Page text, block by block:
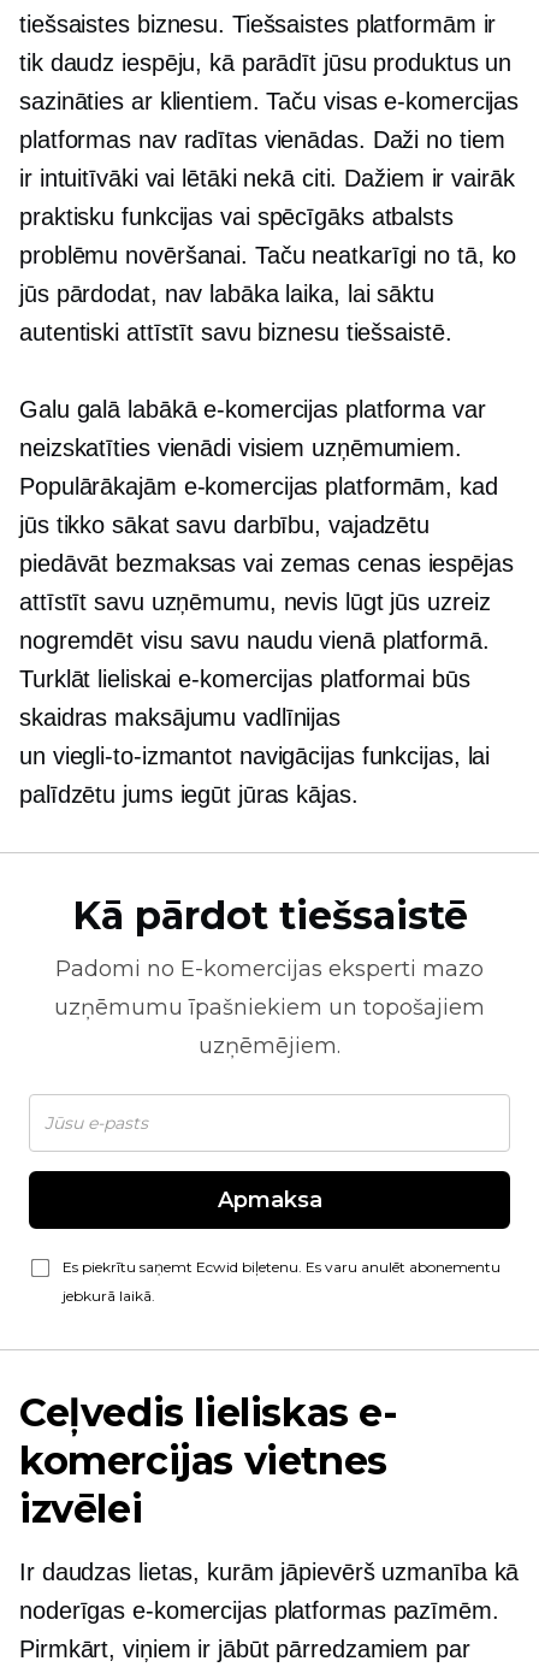
tiešsaistes biznesu. Tiešsaistes platformām ir
tik daudz iespēju, kā parādīt jūsu produktus un
sazināties ar klientiem. Taču visas e-komercijas
platformas nav radītas vienādas. Daži no tiem
ir intuitīvāki vai lētāki nekā citi. Dažiem ir vairāk
praktisku funkcijas vai spēcīgāks atbalsts
problēmu novēršanai. Taču neatkarīgi no tā, ko
jūs pārdodat, nav labāka laika, lai sāktu
autentiski attīstīt savu biznesu tiešsaistē.
Galu galā labākā e-komercijas platforma var
neizskatīties vienādi visiem uzņēmumiem.
Populārākajām e-komercijas platformām, kad
jūs tikko sākat savu darbību, vajadzētu
piedāvāt bezmaksas vai zemas cenasiespējas
attīstīt savu uzņēmumu, nevis lūgt jūs uzreiz
nogremdēt visu savu naudu vienā platformā.
Turklāt lieliskai e-komercijas platformai būs
skaidras maksājumu vadlīnijas
un viegli-to-izmantotnavigācijas funkcijas, lai
palīdzētu jums iegūt jūras kājas.
Kā pārdot tiešsaistē
Padomi no E-komercijas eksperti mazo
uzņēmumu īpašniekiem un topošajiem
uzņēmējiem.
Apmaksa
Es piekrītu saņemt Ecwid biļetenu. Es varu anulēt abonementu
jebkurā laikā.
Ceļvedis lieliskas e-
komercijas vietnes
izvēlei
Ir daudzas lietas, kurām jāpievērš uzmanība kā
noderīgas e-komercijas platformas pazīmēm.
Pirmkārt, viņiem ir jābūt pārredzamiem par